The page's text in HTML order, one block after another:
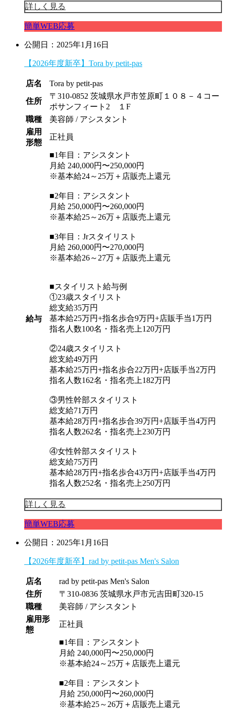
詳しく見る
簡単WEB応募
公開日：2025年1月16日
【2026年度新卒】Tora by petit-pas
店名 Tora by petit-pas
住所
〒310-0852 茨城県水戸市笠原町１０８－４コー
ポサンフィート2 １F
職種
美容師 / アシスタント
雇用
形態
正社員
給与
■1年目：アシスタント
月給 240,000円〜250,000円
※基本給24～25万＋店販売上還元
■2年目：アシスタント
月給 250,000円〜260,000円
※基本給25～26万＋店販売上還元
■3年目：Jrスタイリスト
月給 260,000円〜270,000円
※基本給26～27万＋店販売上還元
■スタイリスト給与例
①23歳スタイリスト
総支給35万円
基本給25万円+指名歩合9万円+店販手当1万円
指名人数100名・指名売上120万円
②24歳スタイリスト
総支給49万円
基本給25万円+指名歩合22万円+店販手当2万円
指名人数162名・指名売上182万円
③男性幹部スタイリスト
総支給71万円
基本給28万円+指名歩合39万円+店販手当4万円
指名人数262名・指名売上230万円
④女性幹部スタイリスト
総支給75万円
基本給28万円+指名歩合43万円+店販手当4万円
指名人数252名・指名売上250万円
詳しく見る
簡単WEB応募
公開日：2025年1月16日
【2026年度新卒】rad by petit-pas Men's Salon
店名
rad by petit-pas Men's Salon
住所
〒310-0836 茨城県水戸市元吉田町320-15
職種
美容師 / アシスタント
雇用形
態
正社員
■1年目：アシスタント
月給 240,000円〜250,000円
※基本給24～25万＋店販売上還元
■2年目：アシスタント
月給 250,000円〜260,000円
※基本給25～26万＋店販売上還元